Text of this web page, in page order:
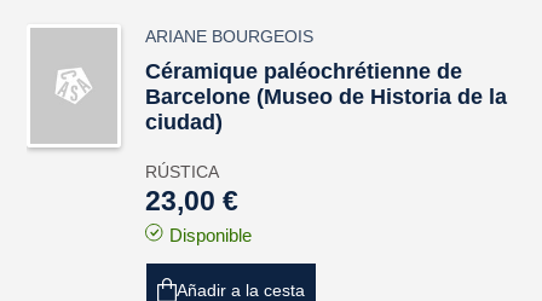
ARIANE BOURGEOIS
Céramique paléochrétienne de
Barcelone (Museo de Historia de la
ciudad)
RÚSTICA
23,00 €
Disponible
Añadir a la cesta